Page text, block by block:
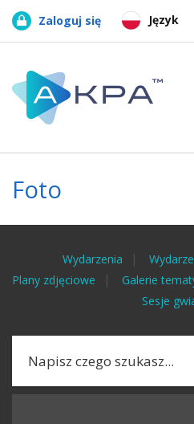
Język
Zaloguj się
Foto
Wydarzenia
Plany zdjęciowe
Galerie
Sesje